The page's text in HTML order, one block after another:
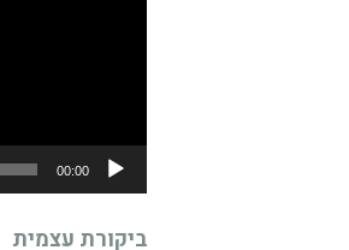
00:00
ביקורת עצמית